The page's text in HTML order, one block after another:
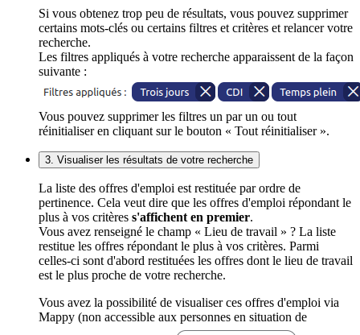
Si vous obtenez trop peu de résultats, vous pouvez supprimer
certains mots-clés ou certains filtres et critères et relancer votre
recherche.
Les filtres appliqués à votre recherche apparaissent de la façon
suivante :
Vous pouvez supprimer les filtres un par un ou tout
réinitialiser en cliquant sur le bouton « Tout réinitialiser ».
3. Visualiser les résultats de votre recherche
La liste des offres d'emploi est restituée par ordre de
pertinence. Cela veut dire que les offres d'emploi répondant le
plus à vos critères s'affichent en premier.
Vous avez renseigné le champ « Lieu de travail » ? La liste
restitue les offres répondant le plus à vos critères. Parmi
celles-ci sont d'abord restituées les offres dont le lieu de travail
est le plus proche de votre recherche.
Vous avez la possibilité de visualiser ces offres d'emploi via
Mappy (non accessible aux personnes en situation de